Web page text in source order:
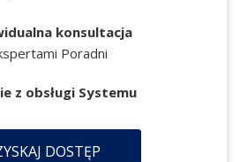
konsultacja
Poradni
z obsługi Systemu
DOSTĘP